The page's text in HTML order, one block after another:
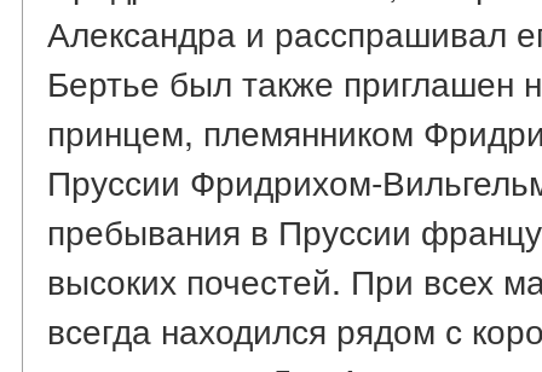
Александра и расспрашивал
Бертье был также приглашен
принцем, племянником
Пруссии Фридрихом-
пребывания в Пруссии
высоких почестей. При всех
всегда находился рядом с